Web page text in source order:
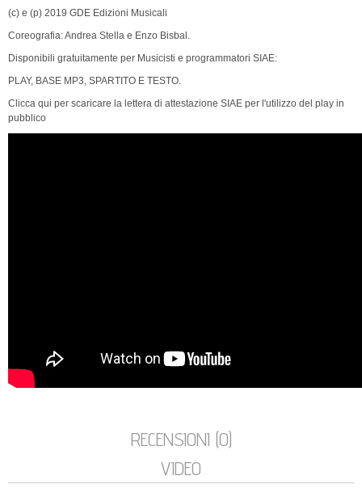
(c) e (p) 2019 GDE Edizioni Musicali
Coreografia: Andrea Stella e Enzo Bisbal.
Disponibili gratuitamente per Musicisti e programmatori SIAE:
PLAY, BASE MP3, SPARTITO E TESTO.
Clicca qui per scaricare la lettera di attestazione SIAE per l'utilizzo del play in
pubblico
RECENSIONI (0)
VIDEO